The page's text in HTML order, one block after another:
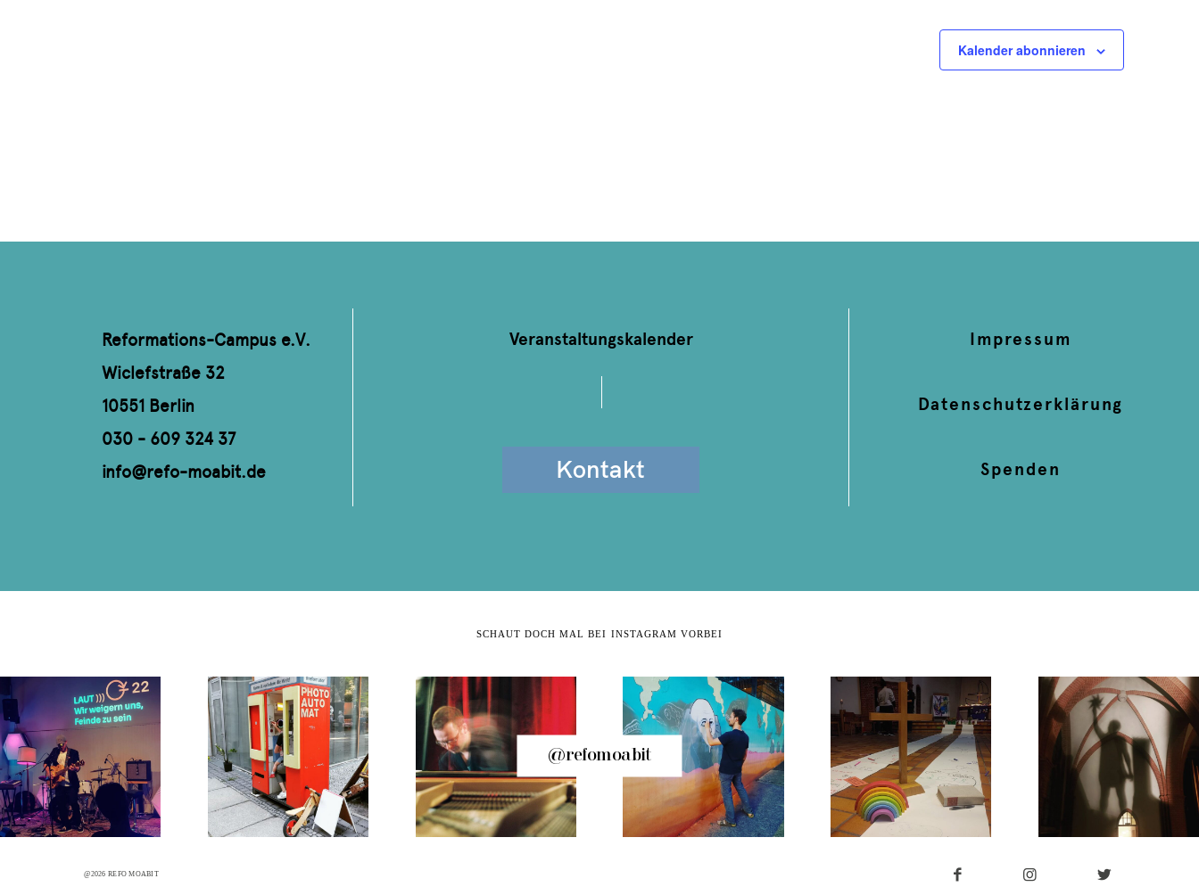
Kalender abonnieren
Reformations-Campus e.V.
Wiclefstraße 32
10551 Berlin
030 - 609 324 37
info@refo-moabit.de
Impressum
Veranstaltungskalender
Datenschutzerklärung
Kontakt Spenden
SCHAUT DOCH MAL BEI INSTAGRAM VORBEI
@refomoabit
@2026 REFO MOABIT